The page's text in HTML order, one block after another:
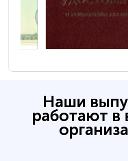
Наши
работают в